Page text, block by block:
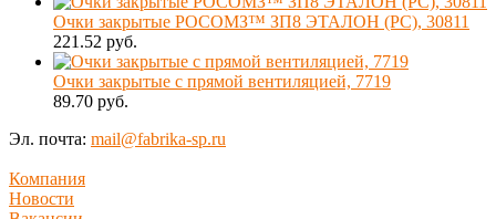
Очки закрытые РОСОМЗ™ ЗП8 ЭТАЛОН (PC), 30811
221.52 руб.
Очки закрытые с прямой вентиляцией, 7719
89.70 руб.
Эл. почта: mail@fabrika-sp.ru
Компания
Новости